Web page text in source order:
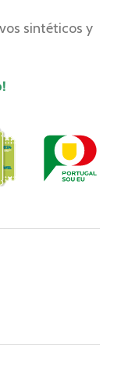
sintéticos y